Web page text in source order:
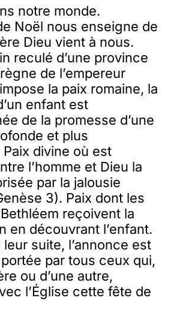
notre monde.
Noël nous enseigne de
Dieu vient à nous.
reculé d’une province
de l’empereur
la paix romaine, la
enfant est
de la promesse d’une
et plus
divine où est
l’homme et Dieu la
par la jalousie
3). Paix dont les
reçoivent la
en découvrant l’enfant.
leur suite, l’annonce est
portée par tous ceux qui,
ou d’une autre,
l’Église cette fête de